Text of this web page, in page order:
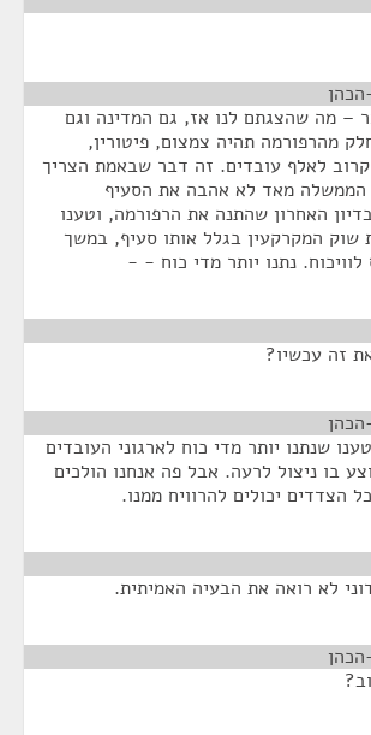
– מה שהצגתם לנו אז, גם המדינה וגם
מהרפורמה תהיה צמצום, פיטורין,
לאלף עובדים. זה דבר שבאמת הצריך
הממשלה מאד לא אהבה את הסעיף
האחרון שהתנה את הרפורמה, וטענו
שוק המקרקעין בגלל אותו סעיף, במשך
לוויכוח. נתנו יותר מדי כוח - -
זה עכשיו?
שנתנו יותר מדי כוח לארגוני העובדים
בו ניצול לרעה. אבל פה אנחנו הולכים
יכולים להרוויח ממנו.
לא רואה את הבעיה האמיתית.